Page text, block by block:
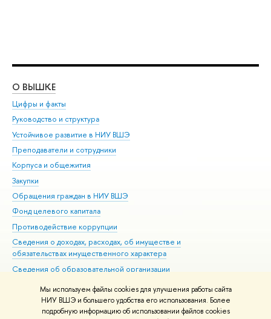
Мы используем файлы cookies для улучшения работы сайта
НИУ ВШЭ и большего удобства его использования. Более
подробную информацию об использовании файлов cookies
О ВЫШКЕ
Цифры и факты
Руководство и структура
Устойчивое развитие в НИУ ВШЭ
Преподаватели и сотрудники
Корпуса и общежития
Закупки
Обращения граждан в НИУ ВШЭ
Фонд целевого капитала
Противодействие коррупции
Сведения о доходах, расходах, об имуществе и
обязательствах имущественного характера
Сведения об образовательной организации
Людям с ограниченными возможностями здоровья
Единая платежная страница
Работа в Вышке